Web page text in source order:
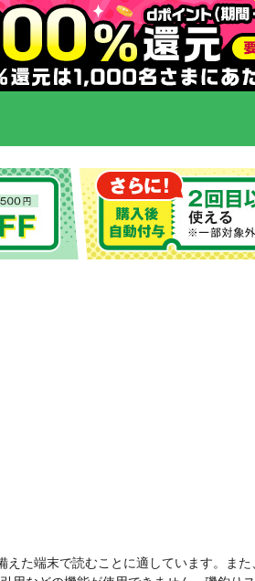
た端末で読むことに適しています。また